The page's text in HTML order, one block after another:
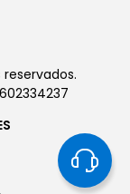
de 8:00am
de 8:00am